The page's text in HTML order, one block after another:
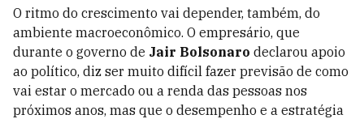
O ritmo do crescimento vai depender, também, do
ambiente macroeconômico. O empresário, que
durante o governo de Jair Bolsonaro declarou apoio
ao político, diz ser muito difícil fazer previsão de como
vai estar o mercado ou a renda das pessoas nos
próximos anos, mas que o desempenho e a estratégia